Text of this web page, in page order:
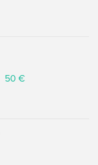
50 €